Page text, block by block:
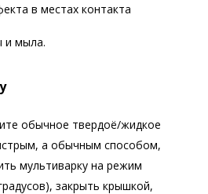
в местах контакта
и мыла.
обычное твердоё/жидкое
а обычным способом,
мультиварку на режим
закрыть крышкой,